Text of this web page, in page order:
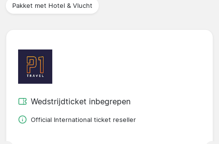
Pakket met Hotel & Vlucht
Wedstrijdticket inbegrepen
Official International ticket reseller